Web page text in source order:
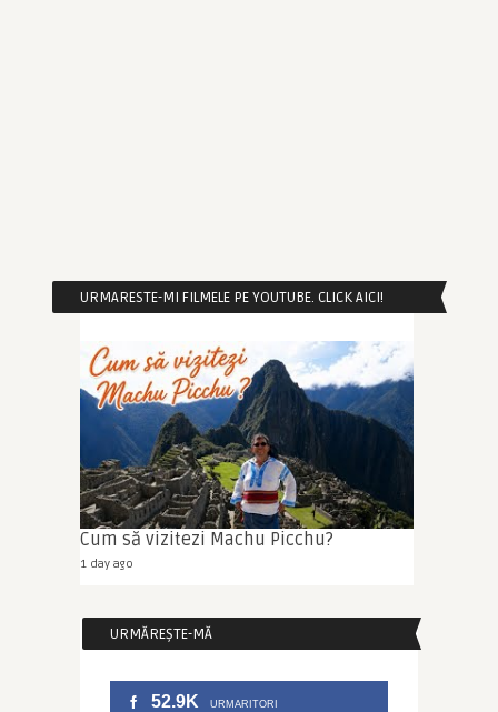
URMARESTE-MI FILMELE PE YOUTUBE. CLICK AICI!
Cum să vizitezi Machu Picchu?
1 day ago
URMĂREȘTE-MĂ
52.9K URMARITORI